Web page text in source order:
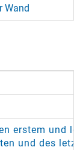
Wand
erstem und
und des